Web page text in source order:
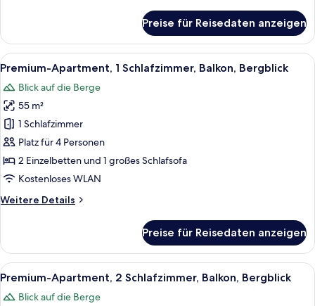
Apartment,
Balkon,
Annex
Preise für Reisedaten anzeigen
Alle
Fotos
für
Premium-
Apartment,
1
Schlafzimmer,
Balkon,
anzeigen
Ein Hotelzimmer mit zwei Betten,
8
Premium-Apartment, 1 Schlafzimmer, Balkon, Bergblick
Blick auf die Berge
55 m²
1 Schlafzimmer
Platz für 4 Personen
2 Einzelbetten und 1 großes Schlafsofa
Kostenloses WLAN
Weitere Details
Weitere
Apartment,
Schlafzimmer,
Bergblick
Preise für Reisedaten anzeigen
Alle
Fotos
für
Ein Doppelbett mit weißen
7
Premium-Apartment, 2 Schlafzimmer, Balkon, Bergblick
Blick auf die Berge